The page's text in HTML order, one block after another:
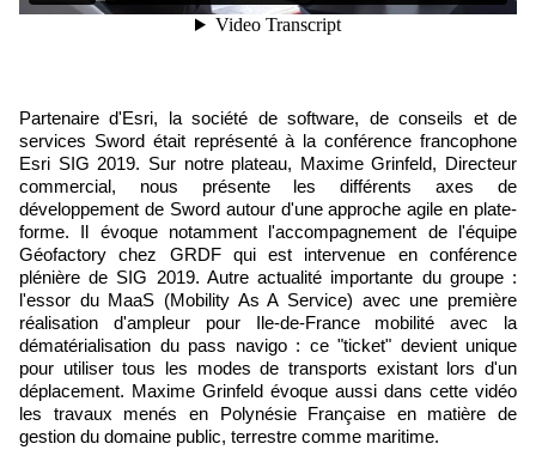
Partenaire d'Esri, la société de software, de conseils et de
services Sword était représenté à la conférence francophone
Esri SIG 2019. Sur notre plateau, Maxime Grinfeld, Directeur
commercial, nous présente les différents axes de
développement de Sword autour d'une approche agile en plate-
forme. Il évoque notamment l'accompagnement de l'équipe
Géofactory chez GRDF qui est intervenue en conférence
plénière de SIG 2019. Autre actualité importante du groupe :
l'essor du MaaS (Mobility As A Service) avec une première
réalisation d'ampleur pour Ile-de-France mobilité avec la
dématérialisation du pass navigo : ce "ticket" devient unique
pour utiliser tous les modes de transports existant lors d'un
déplacement. Maxime Grinfeld évoque aussi dans cette vidéo
les travaux menés en Polynésie Française en matière de
gestion du domaine public, terrestre comme maritime.